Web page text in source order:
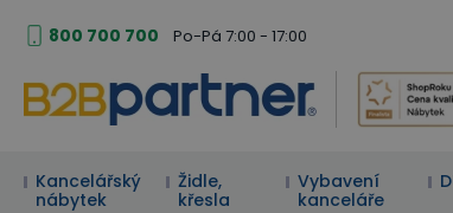
800 700 700 Po-Pá 7:00 - 17:00
Kancelářský
nábytek
Židle,
křesla
Vybavení
kanceláře